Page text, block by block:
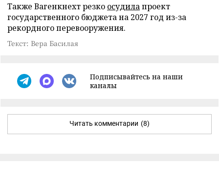
Также Вагенкнехт резко осудилапроект
государственного бюджета на 2027 год из-за
рекордного перевооружения.
Текст: Вера Басилая
Подписывайтесь на наши
каналы
Читать комментарии (8)